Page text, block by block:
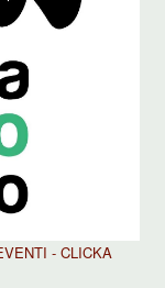
- CLICKA